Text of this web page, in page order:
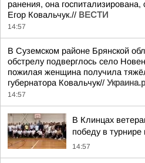
ранения, она
Егор Ковальчук.// ВЕСТИ
14:57
В Суземском районе Брянской
обстрелу подверглось село
пожилая женщина получила
губернатора Ковальчук//
14:57
В Клинцах
победу в
14:57